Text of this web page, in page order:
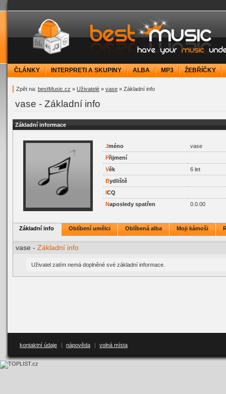
bestMusic.cz - Have your music under
ČLÁNKY INTERPRETI A SKUPINY ALBA MP3 ŽEBŘÍČKY
Zpět na: bestMusic.cz » Uživatelé » vase » Základní info
vase - Základní info
Základní informace
Jméno
vase
Přijmení
Věk
6 let
Bydliště
ICQ
Naposledy spatřen 0.0.00
Základní info Oblíbení umělci Oblíbená alba Moji kámoši
vase - Základní info
Uživatel zatím nemá doplněné své základní informace.
kontaktní údaje | nápověda | volná místa